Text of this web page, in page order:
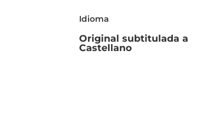
Idioma
Original subtitulada a
Castellano